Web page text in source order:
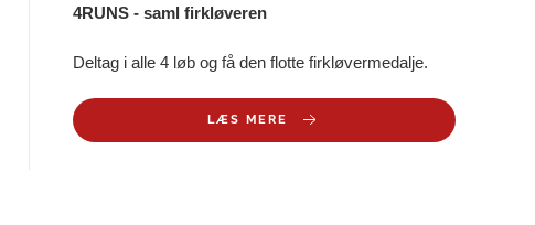
4RUNS - saml firkløveren
Deltag i alle 4 løb og få den flotte firkløvermedalje.
LÆS MERE